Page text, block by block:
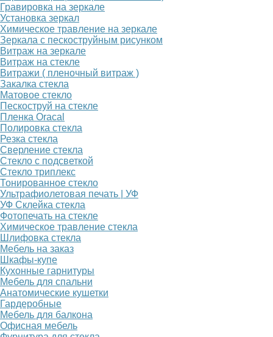
Гравировка на зеркале
Установка зеркал
Химическое травление на зеркале
Зеркала с пескоструйным рисунком
Витраж на зеркале
Витраж на стекле
Витражи ( пленочный витраж )
Закалка стекла
Матовое стекло
Пескоструй на стекле
Пленка Oracal
Полировка стекла
Резка стекла
Сверление стекла
Стекло с подсветкой
Стекло триплекс
Тонированное стекло
Ультрафиолетовая печать | УФ
УФ Склейка стекла
Фотопечать на стекле
Химическое травление стекла
Шлифовка стекла
Мебель на заказ
Шкафы-купе
Кухонные гарнитуры
Мебель для спальни
Анатомические кушетки
Гардеробные
Мебель для балкона
Офисная мебель